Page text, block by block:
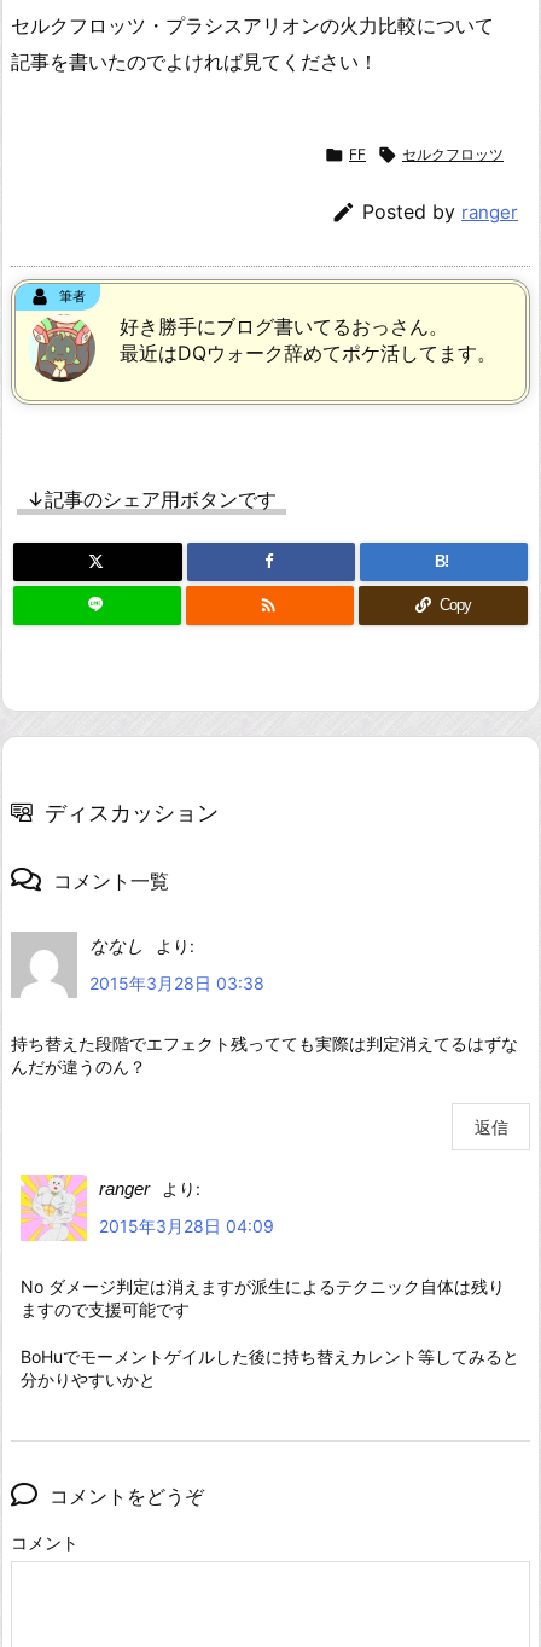
セルクフロッツ・プラシスアリオンの火力比較について
記事を書いたのでよければ見てください！
 FF  セルクフロッツ
 Posted by ranger
筆者
好き勝手にブログ書いてるおっさん。
最近はDQウォーク辞めてポケ活してます。
↓記事のシェア用ボタンです
B!
 Copy
ディスカッション
コメント一覧
ななし
より:
2015年3月28日 03:38
持ち替えた段階でエフェクト残ってても実際は判定消えてるはずな
んだが違うのん？
返信
ranger
より:
2015年3月28日 04:09
No ダメージ判定は消えますが派生によるテクニック自体は残り
ますので支援可能です
BoHuでモーメントゲイルした後に持ち替えカレント等してみると
分かりやすいかと
コメントをどうぞ
コメント